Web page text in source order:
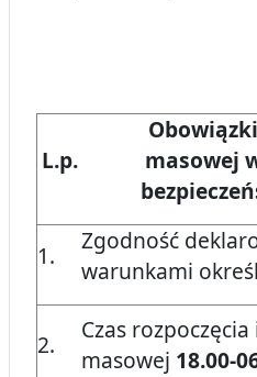
L.p.
masowej
1.
Zgodność
warunkami
2.
Czas
masowej 18.00-